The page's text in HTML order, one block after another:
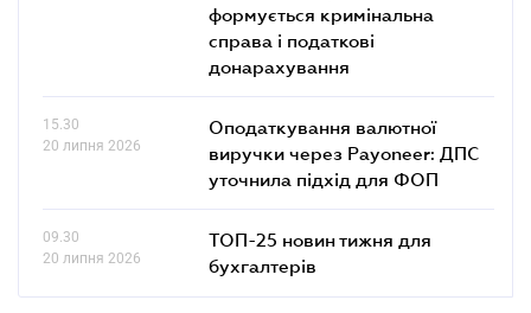
формується кримінальна
справа і податкові
донарахування
15.30
20 липня 2026
Оподаткування валютної
виручки через Payoneer: ДПС
уточнила підхід для ФОП
09.30
20 липня 2026
ТОП-25 новин тижня для
бухгалтерів